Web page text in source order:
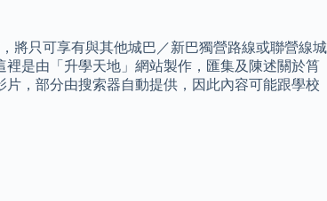
將只可享有與其他城巴／新巴獨營路線或聯營線城
是由「升學天地」網站製作，匯集及陳述關於筲
，部分由搜索器自動提供，因此內容可能跟學校